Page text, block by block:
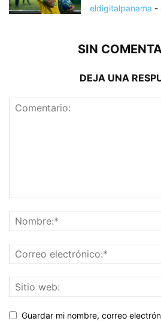
eldigitalpanama -
SIN
DEJA UNA
Guardar mi nombre, correo